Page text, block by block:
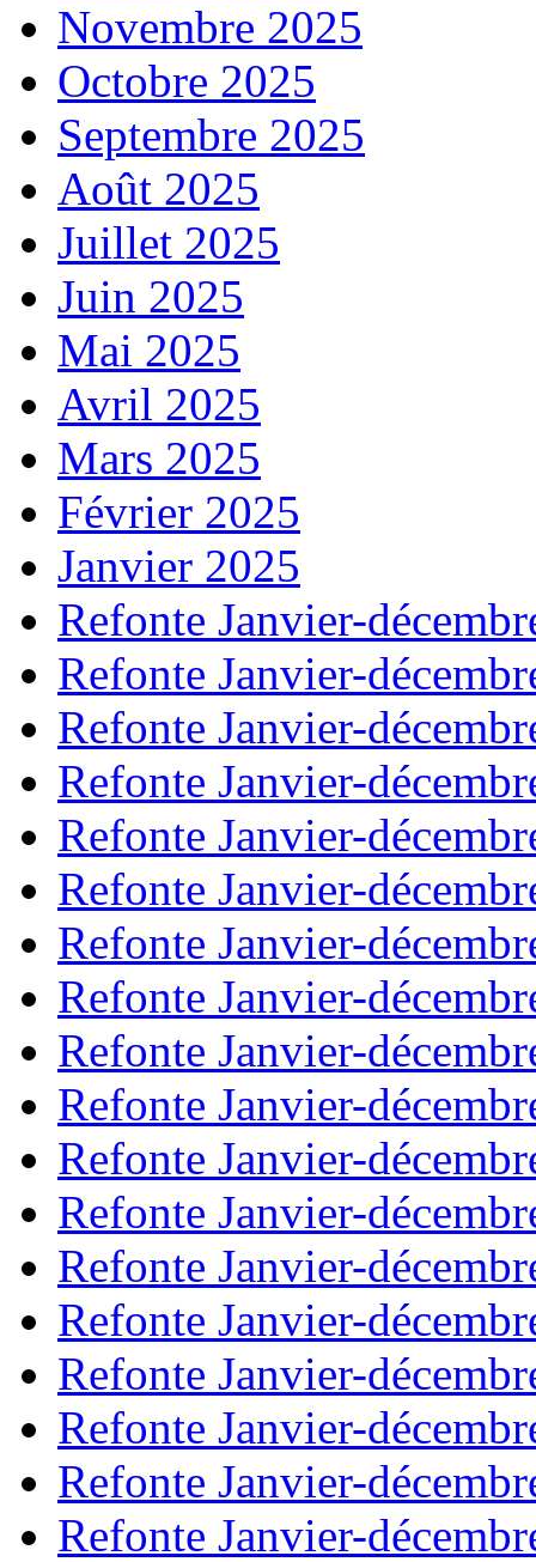
Novembre 2025
Octobre 2025
Septembre 2025
Août 2025
Juillet 2025
Juin 2025
Mai 2025
Avril 2025
Mars 2025
Février 2025
Janvier 2025
Refonte Janvier-
Refonte Janvier-
Refonte Janvier-
Refonte Janvier-
Refonte Janvier-
Refonte Janvier-
Refonte Janvier-
Refonte Janvier-
Refonte Janvier-
Refonte Janvier-
Refonte Janvier-
Refonte Janvier-
Refonte Janvier-
Refonte Janvier-
Refonte Janvier-
Refonte Janvier-
Refonte Janvier-
Refonte Janvier-